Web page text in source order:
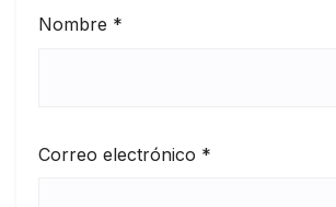
Nombre *
Correo electrónico *